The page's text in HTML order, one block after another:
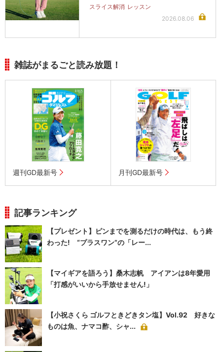
スライス解消 レッスン
2026.08.06
雑誌がまるごと読み放題！
週刊GD最新号 月刊GD最新号
記事ランキング
【プレゼント】ピンまでを測るだけの時代は、もう終
わった! “プラスワン”の「レー...
【マイギアを語ろう】桑木志帆 アイアンは8年愛用
「打感がいいから手放せません!」
【小祝さくら ゴルフときどきタン塩】Vol.92 好きな
ものは魚、ナマコ酢、シャ...